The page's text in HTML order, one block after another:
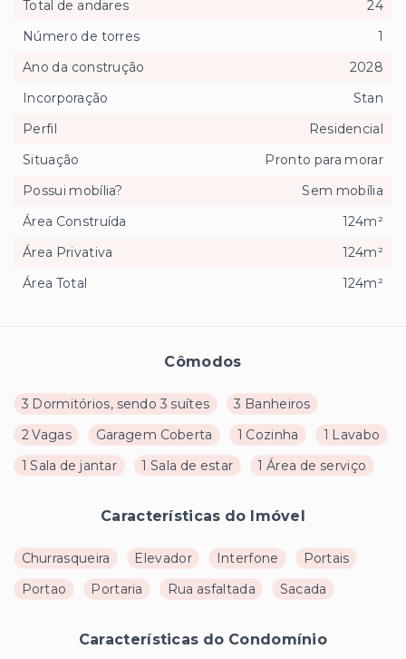
Cômodos
3 Dormitórios, sendo 3 suítes
3 Banheiros
2 Vagas
Garagem Coberta 1 Cozinha
1 Lavabo
1 Sala de jantar
1 Sala de estar 1 Área de serviço
Características do Imóvel
Churrasqueira Elevador Interfone
Portais
Portao
Portaria Rua asfaltada Sacada
Características do Condomínio
Total de andares
24
Número de torres
1
Ano da construção
2028
Incorporação
Stan
Perfil
Residencial
Situação
Pronto para morar
Possui mobília?
Sem mobília
Área Construída
124m²
Área Privativa
124m²
Área Total
124m²